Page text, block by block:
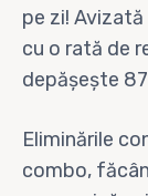
pe zi!
cu o rată de
depășește
Eliminările
combo,